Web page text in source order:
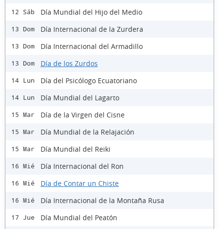
12 Sáb Día Mundial del Hijo del Medio
13 Dom Día Internacional de la Zurdera
13 Dom Día Internacional del Armadillo
13 Dom Día de los Zurdos
14 Lun Día del Psicólogo Ecuatoriano
14 Lun Día Mundial del Lagarto
15 Mar Día de la Virgen del Cisne
15 Mar Día Mundial de la Relajación
15 Mar Día Mundial del Reiki
16 Mié Día Internacional del Ron
16 Mié Día de Contar un Chiste
16 Mié Día Internacional de la Montaña Rusa
17 Jue Día Mundial del Peatón